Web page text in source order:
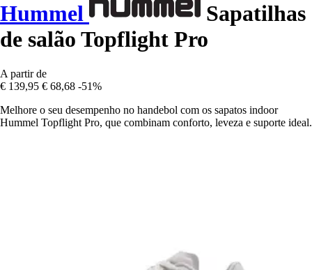
Hummel
Sapatilhas
de salão Topflight Pro
A partir de
€ 139,95 € 68,68 -51%
Melhore o seu desempenho no handebol com os sapatos indoor
Hummel Topflight Pro, que combinam conforto, leveza e suporte ideal.